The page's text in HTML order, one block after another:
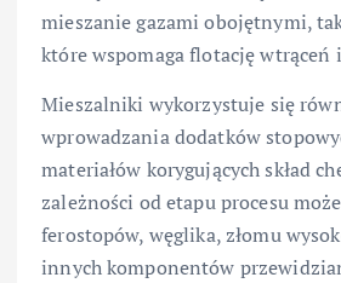
mieszanie gazami obojętnymi,
które wspomaga flotację wtrąceń
Mieszalniki wykorzystuje się
wprowadzania dodatków
materiałów korygujących skład
zależności od etapu procesu
ferostopów, węglika, złomu
innych komponentów